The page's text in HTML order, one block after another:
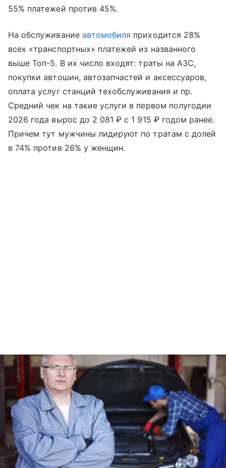
55% платежей против 45%.
На обслуживание автомобиля приходится 28%
всех «транспортных» платежей из названного
выше Топ-5. В их число входят: траты на АЗС,
покупки автошин, автозапчастей и аксессуаров,
оплата услуг станций техобслуживания и пр.
Средний чек на такие услуги в первом полугодии
2026 года вырос до 2 081 ₽ с 1 915 ₽ годом ранее.
Причем тут мужчины лидируют по тратам с долей
в 74% против 26% у женщин.